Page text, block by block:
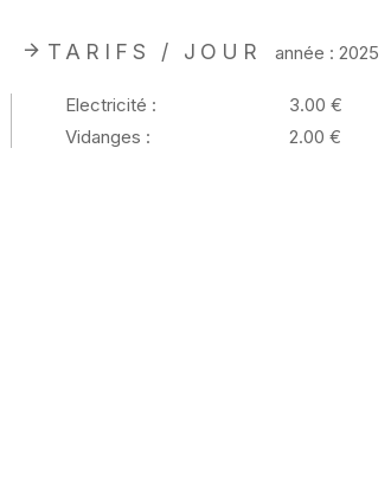
TARIFS / JOUR année :2025
Electricité :
3.00 €
Vidanges :
2.00 €